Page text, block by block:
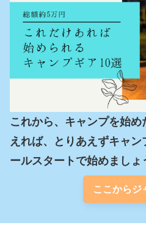
これから、キャンプを始
えれば、とりあえずキャ
ールスタートで始めましょ
ここからジ